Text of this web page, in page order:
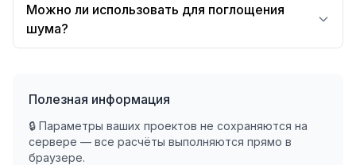
Можно ли использовать для поглощения
шума?
Полезная информация
🔒 Параметры ваших проектов не сохраняются на
сервере — все расчёты выполняются прямо в
браузере.